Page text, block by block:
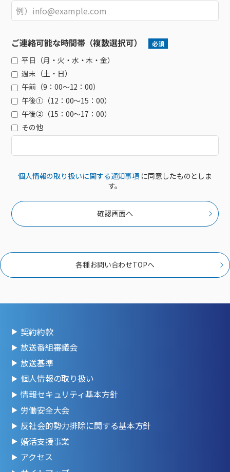
ご連絡可能な時間帯（複数選択可） 必須
平日（月・火・水・木・金）
週末（土・日）
午前（9：00～12：00）
午後①（12：00～15：00）
午後②（15：00～17：00）
その他
個人情報の取り扱いに関する通知事項 に同意したものとしま
す。
確認画面へ
各種お問い合わせTOPへ
契約約款
放送番組審議会
放送基準
個人情報の取り扱い
情報セキュリティ基本方針
労働安全大会
反社会的勢力排除に関する基本方針
婚活支援事業
アクセス